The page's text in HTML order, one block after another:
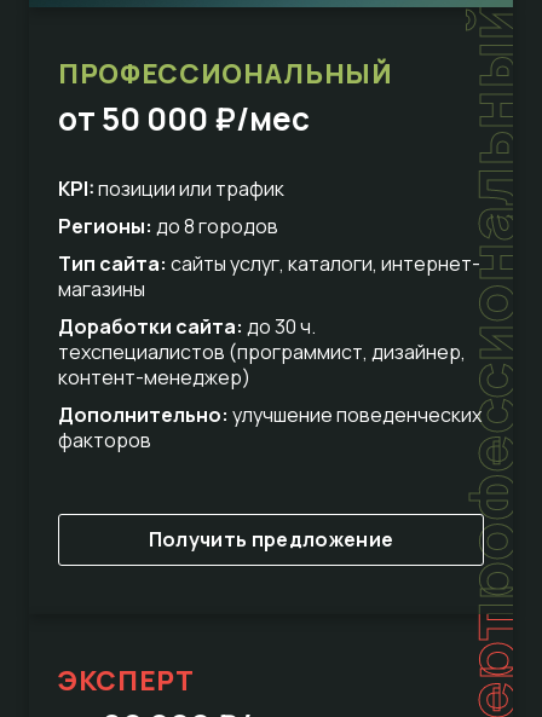
профессиональный
ПРОФЕССИОНАЛЬНЫЙ
от 50 000 ₽/мес
KPI:позиции или трафик
Регионы: до 8 городов
Тип сайта: сайты услуг, каталоги, интернет-
магазины
Доработки сайта: до 30 ч.
техспециалистов (программист, дизайнер,
контент-менеджер)
Дополнительно: улучшение поведенческих
факторов
Получить предложение
ЭКСПЕРТ